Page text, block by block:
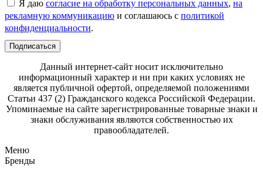
Я даю согласие на обработку персональных данных, на
рекламную коммуникацию и соглашаюсь с политикой
конфиденциальности.
Подписаться
Данный интернет-сайт носит исключительно
информационный характер и ни при каких условиях не
является публичной офертой, определяемой положениями
Статьи 437 (2) Гражданского кодекса Российской Федерации.
Упоминаемые на сайте зарегистрированные товарные знаки и
знаки обслуживания являются собственностью их
правообладателей.
Меню
Бренды